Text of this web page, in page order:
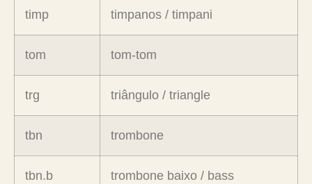
timp timpanos / timpani
tom tom-tom
trg triângulo / triangle
tbn trombone
tbn.b
trombone baixo / bass